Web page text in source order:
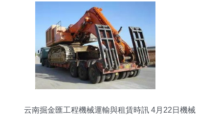
云南掘金匯工程機械運輸與租賃時訊 4月22日機械